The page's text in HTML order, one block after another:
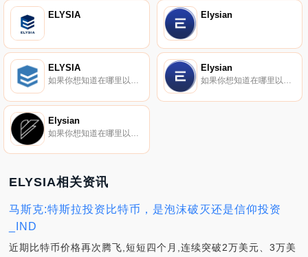
ELYSIA Elysian
ELYSIA
如果你想知道在哪里以当前价格购买ELYSIA,目前交易{ELYSIA]股票的顶级加密货币交易所是BTCEX、XT.COM、MEXC、Bithumb和Uniswap（V2）。您可以在我们的加密货币交易所页面上找到其他列表.
Elysian
如果你想知道在哪里以当前价格购买Elysian,目前交易{Elysian]股票的顶级加密货币交易所是YoBit和Mercatox。您可以在我们的加密货币交易所页面上找到其他列表。Elysian（ELY）是一种加密货币,在以太坊平台上运行.
Elysian
ELYSIA相关资讯
马斯克:特斯拉投资比特币，是泡沫破灭还是信仰投资
_IND
近期比特币价格再次腾飞,短短四个月,连续突破2万美元、3万美